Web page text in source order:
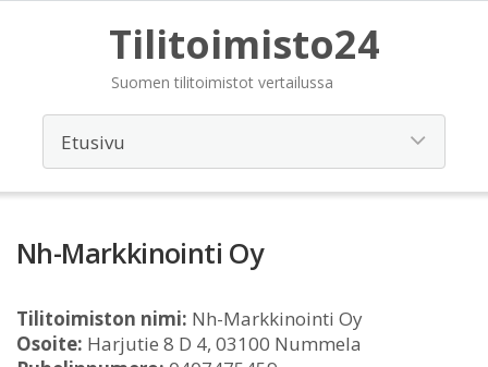
Tilitoimisto24
Suomen tilitoimistot vertailussa
Nh-Markkinointi Oy
Tilitoimiston nimi: Nh-Markkinointi Oy
Osoite: Harjutie 8 D 4, 03100 Nummela